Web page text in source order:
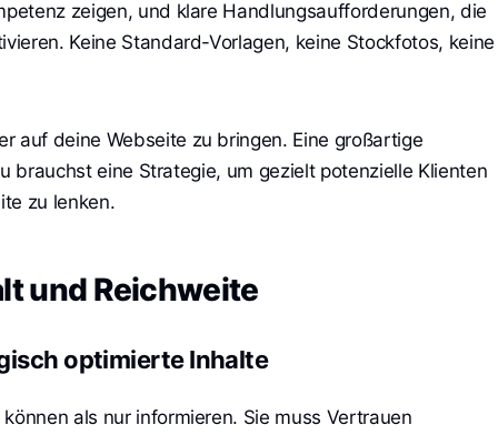
zeigen, und klare Handlungsaufforderungen, die
Keine Standard-Vorlagen, keine Stockfotos, keine
auf deine Webseite zu bringen. Eine großartige
brauchst eine Strategie, um gezielt potenzielle Klienten
zu lenken.
und Reichweite
optimierte Inhalte
als nur informieren. Sie muss Vertrauen